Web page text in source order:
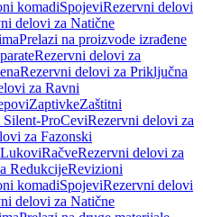
komadiSpojeviRezervni delovi
delovi za Natične
Prelazi na proizvode izrađene
Rezervni delovi za
Rezervni delovi za Priključna
za Ravni
ZaptivkeZaštitni
Silent-ProCeviRezervni delovi za
za Fazonski
RačveRezervni delovi za
RedukcijeRevizioni
komadiSpojeviRezervni delovi
delovi za Natične